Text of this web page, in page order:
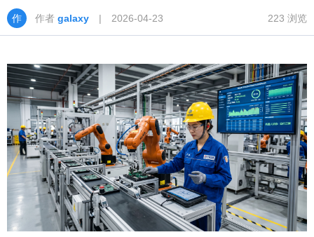
作者 galaxy | 2026-04-23 223 浏览